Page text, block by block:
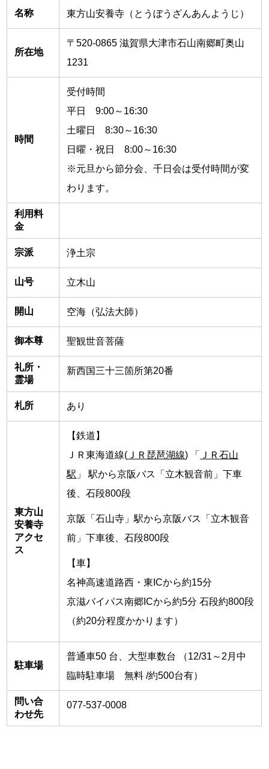
名称 東方山安養寺（とうぼうざんあんようじ）
所在地
〒520-0865 滋賀県大津市石山南郷町奥山
1231
時間
受付時間
平日 9:00～16:30
土曜日 8:30～16:30
日曜・祝日 8:00～16:30
※元旦から節分会、千日会は受付時間が変
わります。
利用料
金
宗派 浄土宗
山号 立木山
開山 空海（弘法大師）
御本尊 聖観世音菩薩
礼所・
霊場
新西国三十三箇所第20番
札所 あり
東方山
安養寺
アクセ
ス
【鉄道】
ＪＲ東海道線( ＪＲ琵琶湖線) 「
ＪＲ石山
駅 」 駅から京阪バス「立木観音前」下車
後、石段800段
京阪「石山寺」駅から京阪バス「立木観音
前」下車後、石段800段
【車】
名神高速道路西・東ICから約15分
京滋バイパス南郷ICから約5分 石段約800段
（約20分程度かかります）
駐車場
普通車50 台、大型車数台 （12/31～2月中
臨時駐車場 無料 /約500台有）
問い合
わせ先
077-537-0008